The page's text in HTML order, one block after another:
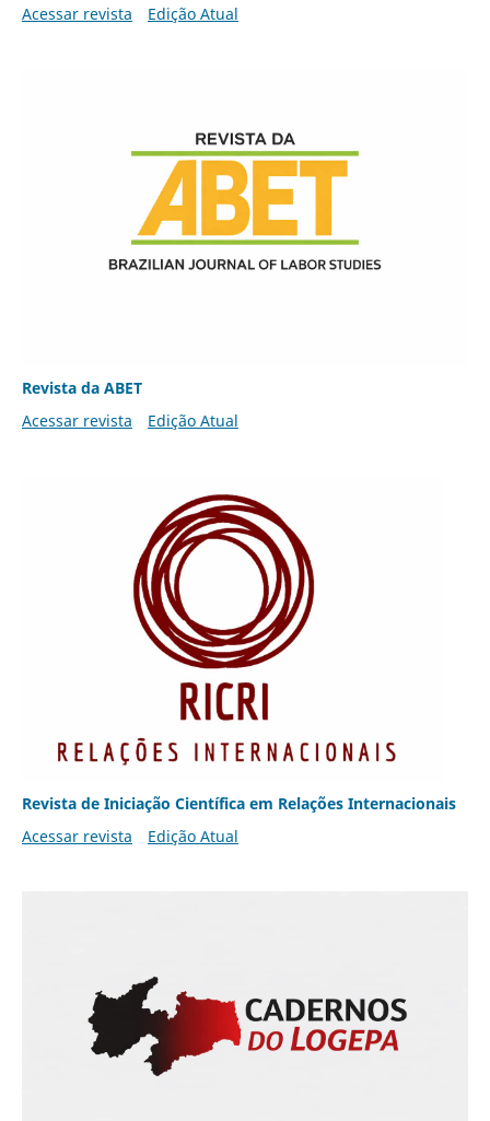
Acessar revista Edição Atual
Revista da ABET
Acessar revista
Edição Atual
Revista de Iniciação Científica em Relações Internacionais
Acessar revista
Edição Atual